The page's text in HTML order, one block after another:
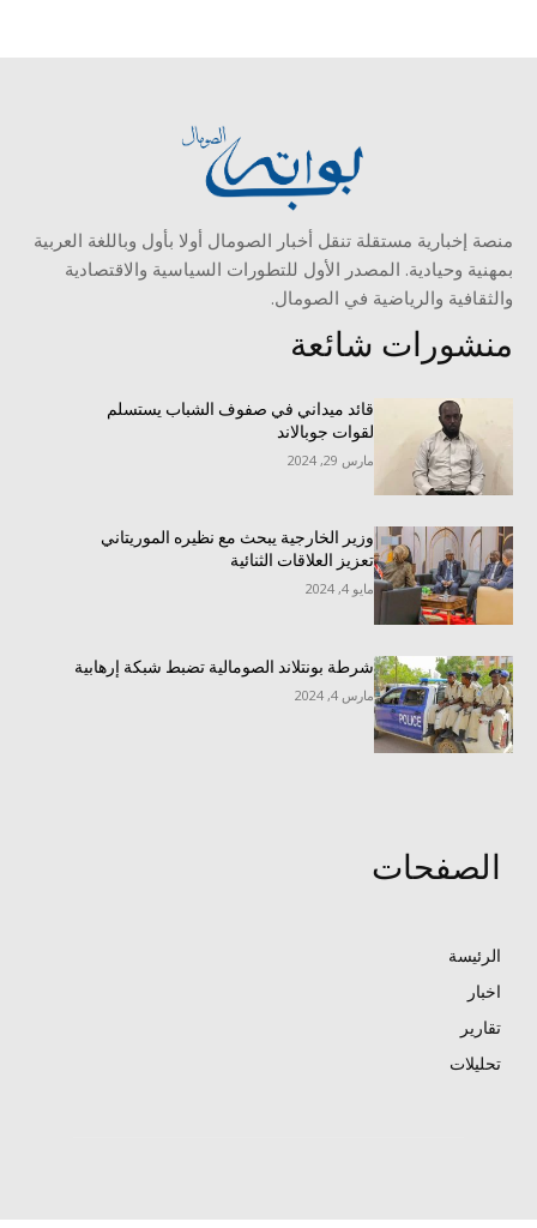
منصة إخبارية مستقلة تنقل أخبار الصومال أولا بأول وباللغة العربية
بمهنية وحيادية. المصدر الأول للتطورات السياسية والاقتصادية
والثقافية والرياضية في الصومال.
منشورات شائعة
قائد ميداني في صفوف الشباب يستسلم
لقوات جوبالاند
مارس 29, 2024
وزير الخارجية يبحث مع نظيره الموريتاني
تعزيز العلاقات الثنائية
مايو 4, 2024
شرطة بونتلاند الصومالية تضبط شبكة إرهابية
مارس 4, 2024
الصفحات
الرئيسة
اخبار
تقارير
تحليلات